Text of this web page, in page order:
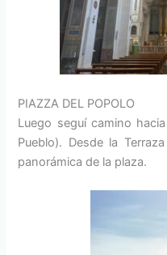
PIAZZA DEL POPOLO
Luego seguí camino
Pueblo). Desde la
panorámica de la plaza.